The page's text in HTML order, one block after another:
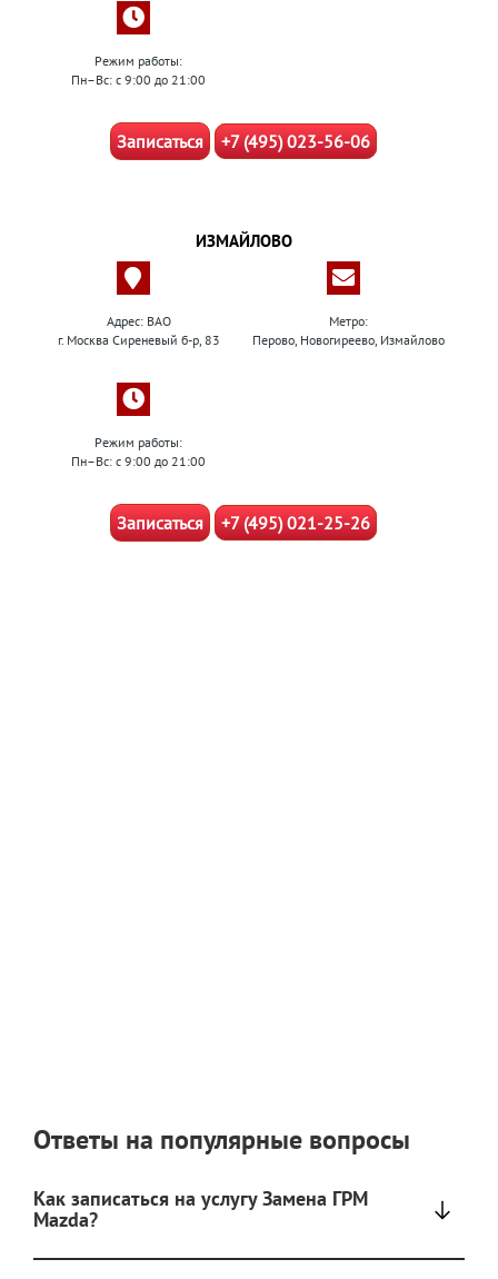
Режим работы:
Пн–Вс: с 9:00 до 21:00
Записаться +7 (495) 023-56-06
ИЗМАЙЛОВО
Адрес: ВАО
г. Москва Сиреневый б-р, 83
Метро:
Перово, Новогиреево, Измайлово
Режим работы:
Пн–Вс: с 9:00 до 21:00
Записаться +7 (495) 021-25-26
Ответы на популярные вопросы
Как записаться на услугу Замена ГРМ
Mazda?